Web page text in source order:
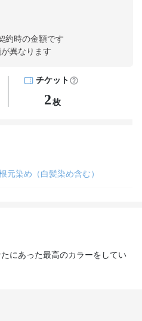
約時の金額です
異なります
チケット
2 枚
元染め（白髪染め含む）
にあった最高のカラーをしてい